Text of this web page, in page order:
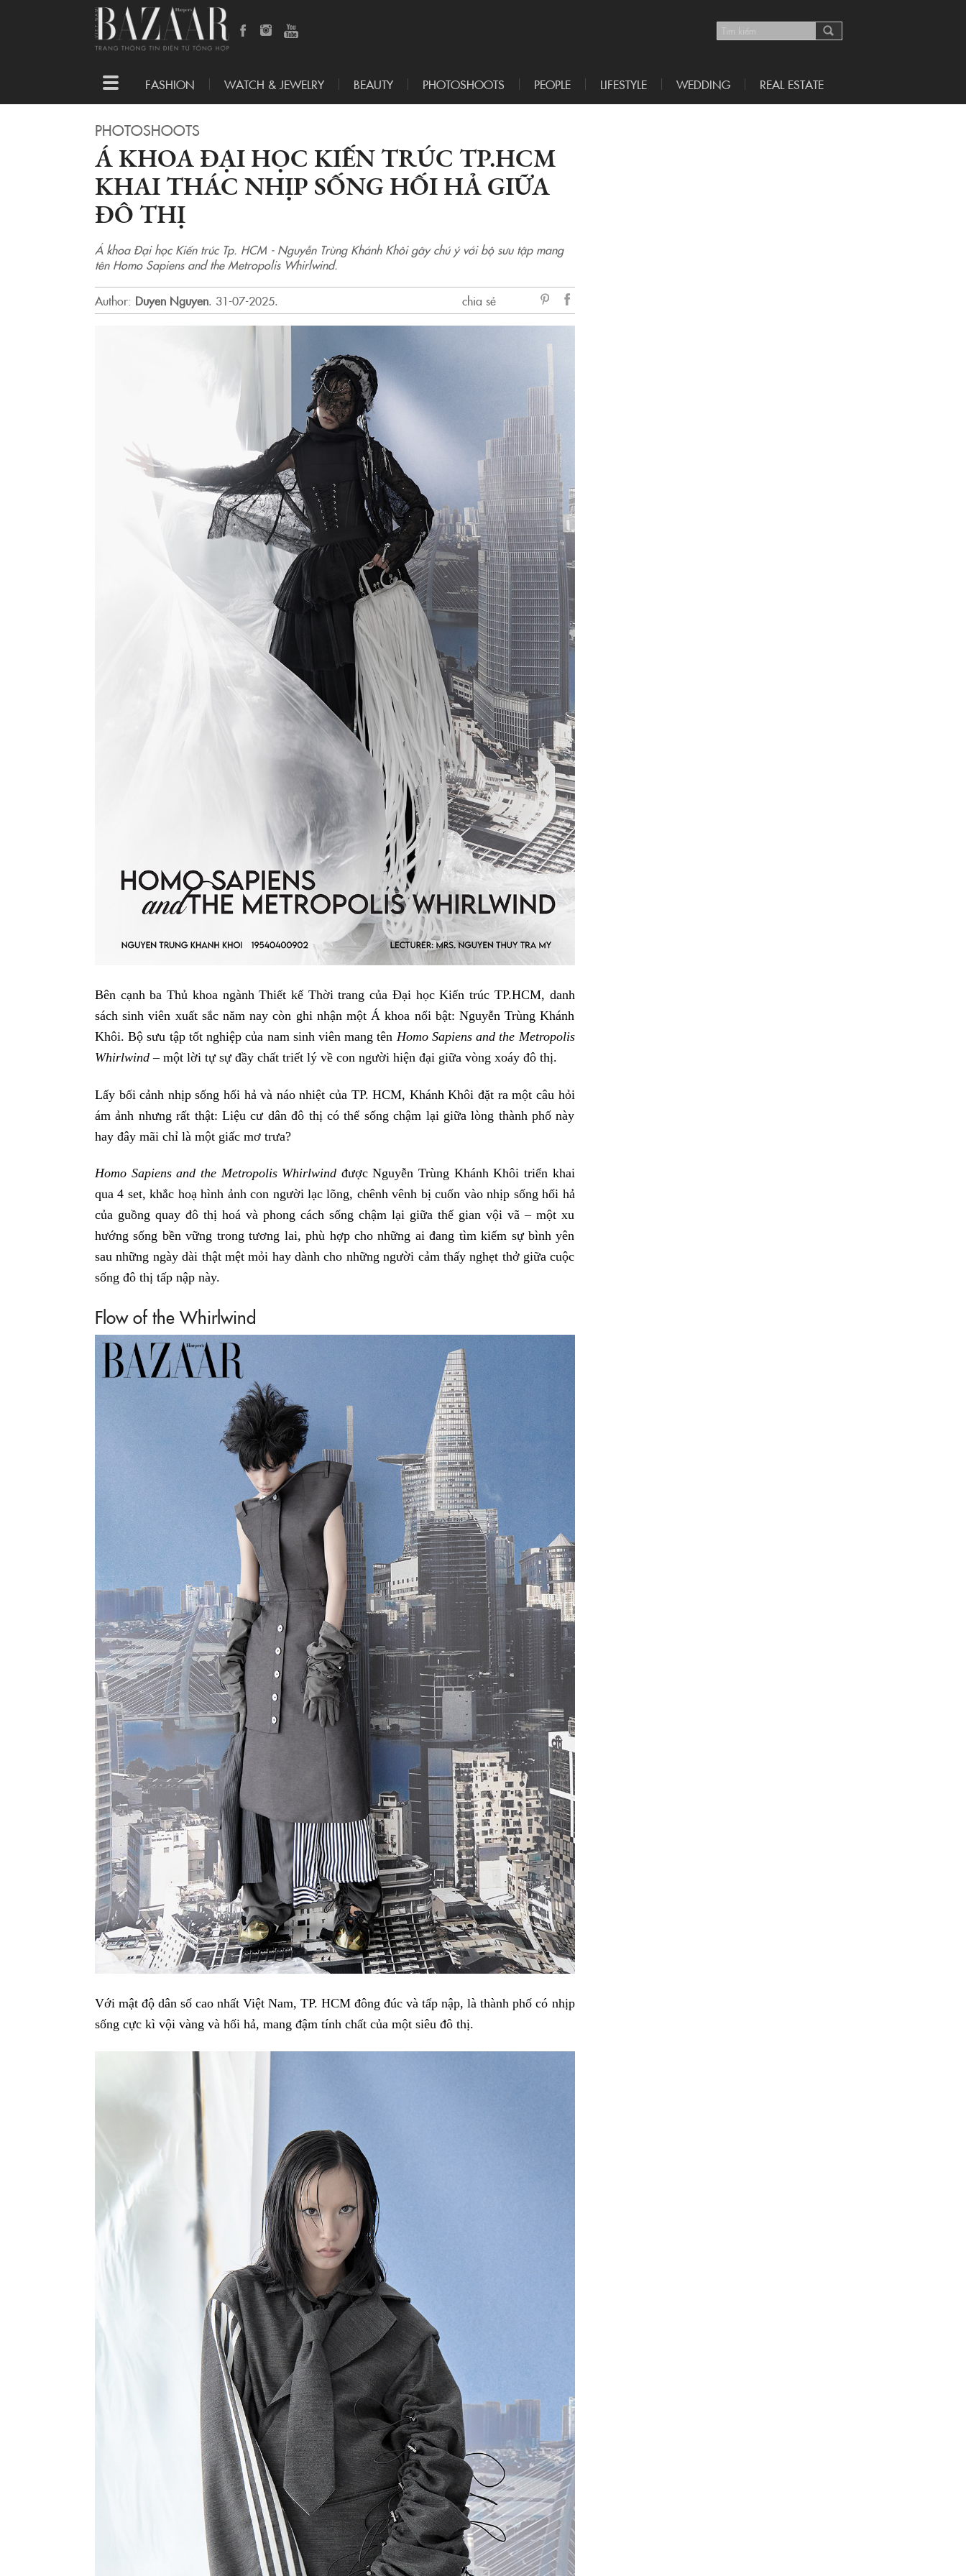
Toggle
navigation
FASHION WATCH & JEWELRY BEAUTY PHOTOSHOOTS PEOPLE LIFESTYLE WEDDING REAL ESTATE
PHOTOSHOOTS
Á KHOA ĐẠI HỌC KIẾN TRÚC TP.HCM
KHAI THÁC NHỊP SỐNG HỐI HẢ GIỮA
ĐÔ THỊ
Á khoa Đại học Kiến trúc Tp. HCM - Nguyễn Trùng Khánh Khôi gây chú ý với bộ sưu tập mang
tên Homo Sapiens and the Metropolis Whirlwind.
Author: Duyen Nguyen. 31-07-2025.
chia sẻ
Bên cạnh ba Thủ khoa ngành Thiết kế Thời trang của Đại học Kiến trúc TP.HCM, danh
sách sinh viên xuất sắc năm nay còn ghi nhận một Á khoa nổi bật: Nguyễn Trùng Khánh
Khôi. Bộ sưu tập tốt nghiệp của nam sinh viên mang tên Homo Sapiens and the Metropolis
Whirlwind – một lời tự sự đầy chất triết lý về con người hiện đại giữa vòng xoáy đô thị.
Lấy bối cảnh nhịp sống hối hả và náo nhiệt của TP. HCM, Khánh Khôi đặt ra một câu hỏi
ám ảnh nhưng rất thật: Liệu cư dân đô thị có thể sống chậm lại giữa lòng thành phố này
hay đây mãi chỉ là một giấc mơ trưa?
Homo Sapiens and the Metropolis Whirlwind được Nguyễn Trùng Khánh Khôi triển khai
qua 4 set, khắc hoạ hình ảnh con người lạc lõng, chênh vênh bị cuốn vào nhịp sống hối hả
của guồng quay đô thị hoá và phong cách sống chậm lại giữa thế gian vội vã – một xu
hướng sống bền vững trong tương lai, phù hợp cho những ai đang tìm kiếm sự bình yên
sau những ngày dài thật mệt mỏi hay dành cho những người cảm thấy nghẹt thở giữa cuộc
sống đô thị tấp nập này.
Flow of the Whirlwind
Với mật độ dân số cao nhất Việt Nam, TP. HCM đông đúc và tấp nập, là thành phố có nhịp
sống cực kì vội vàng và hối hả, mang đậm tính chất của một siêu đô thị.